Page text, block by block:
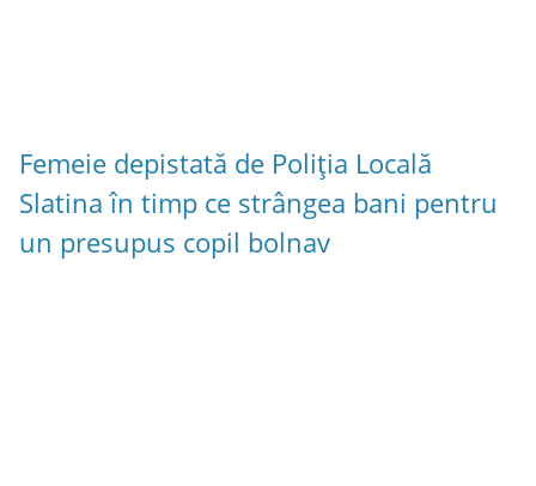
Femeie depistată de Poliția Locală
Slatina în timp ce strângea bani pentru
un presupus copil bolnav